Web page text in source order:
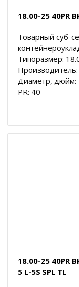
18.00-25 40PR
Товарный суб-
Типоразмер:
Диаметр, дюйм:
PR: 40
18.00-25 40PR
5 L-5S SPL TL